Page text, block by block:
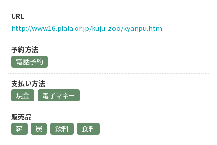
URL
http://www16.plala.or.jp/kuju-zoo/kyanpu.htm
予約方法
電話予約
支払い方法
現金
電子マネー
販売品
薪
炭 飲料 食料